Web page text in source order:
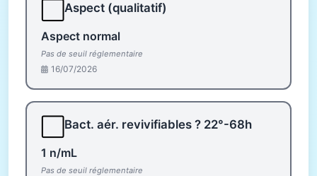
Aspect (qualitatif)
Aspect normal
Pas de seuil réglementaire
16/07/2026
Bact. aér. revivifiables ? 22°-68h
1 n/mL
Pas de seuil réglementaire